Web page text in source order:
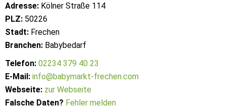
Adresse: Kölner Straße 114
PLZ: 50226
Stadt: Frechen
Branchen: Babybedarf
Telefon: 02234 379 40 23
E-Mail: info@babymarkt-frechen.com
Webseite: zur Webseite
Falsche Daten? Fehler melden